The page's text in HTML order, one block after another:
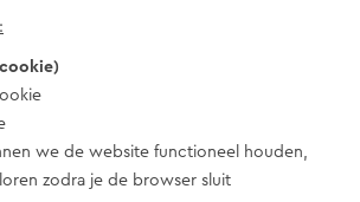
cookie)
we de website functioneel houden,
zodra je de browser sluit